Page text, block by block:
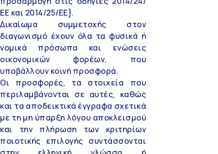
ΕΕ και 2014/25/ΕΕ].
Δικαίωμα συμμετοχής στον
διαγωνισμό έχουν όλα τα φυσικά ή
νομικά πρόσωπα και ενώσεις
οικονομικών φορέων, που
υποβάλλουν κοινή προσφορά.
Οι προσφορές, τα στοιχεία που
περιλαμβάνονται σε αυτές, καθώς
και τα αποδεικτικά έγγραφα σχετικά
με τη μη ύπαρξη λόγου αποκλεισμού
και την πλήρωση των κριτηρίων
ποιοτικής επιλογής συντάσσονται